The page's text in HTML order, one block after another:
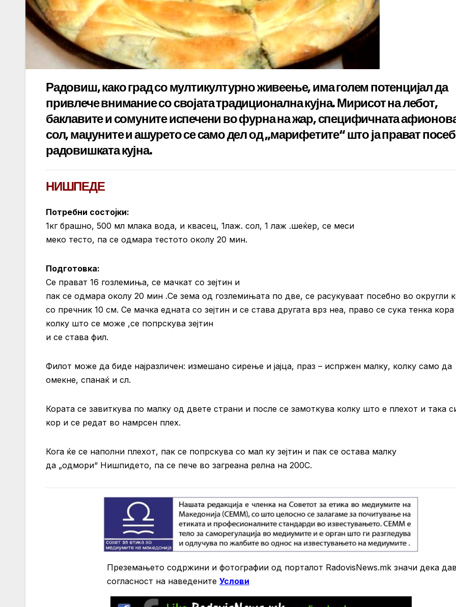
Радовиш, како град со мултикултурно живеење, има голем потенцијал да
привлече внимание со својата традиционална кујна. Мирисот на лебот,
баклавите и сомуните испечени во фурна на жар, специфичната
сол, маџуните и ашурето се само дел од „марифетите“ што ја прават
радовишката кујна.
НИШПЕДЕ
Потребни состојки:
1кг брашно, 500 мл млака вода, и квасец, 1лаж. сол, 1 лаж .шеќер, се меси
меко тесто, па се одмара тестото околу 20 мин.
Подготовка:
Се прават 16 гозлемиња, се мачкат со зејтин и
пак се одмара околу 20 мин .Се зема од гозлемињата по две, се расукуваат посебно во округли
со пречник 10 см. Се мачка едната со зејтин и се става другата врз неа, право се сука тенка кора
колку што се може ,се попрскува зејтин
и се става фил.
Филот може да биде најразличен: измешано сирење и јајца, праз – испржен малку, колку само да
омекне, спанаќ и сл.
Кората се завиткува по малку од двете страни и после се замоткува колку што е плехот и така
кор и се редат во намрсен плех.
Кога ќе се наполни плехот, пак се попрскува со мал ку зејтин и пак се остава малку
да „одмори“ Нишпидето, па се пече во загреана релна на 200C.
Преземањето содржини и фотографии од порталот RadovisNews.mk значи дека
согласност на нaведените Услови